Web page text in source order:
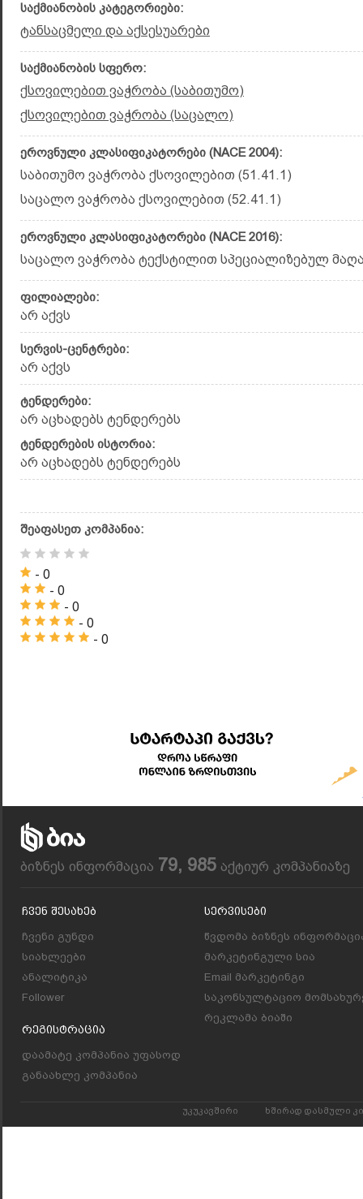
საქმიანობის კატეგორიები:
ტანსაცმელი და აქსესუარები
საქმიანობის სფერო:
ქსოვილებით ვაჭრობა (საბითუმო)
ქსოვილებით ვაჭრობა (საცალო)
ეროვნული კლასიფიკატორები (NACE 2004):
საბითუმო ვაჭრობა ქსოვილებით (51.41.1)
საცალო ვაჭრობა ქსოვილებით (52.41.1)
ეროვნული კლასიფიკატორები (NACE 2016):
საცალო ვაჭრობა ტექსტილით სპეციალი­ზე­ბულ
ფილიალები:
არ აქვს
სერვის-ცენტრები:
არ აქვს
ტენდერები:
არ აცხადებს ტენდერებს
ტენდერების ისტორია:
არ აცხადებს ტენდერებს
შეაფასეთ კომპანია:
- 0
- 0
- 0
- 0
- 0
ბიზნეს ინფორმაცია 79, 985 აქტიურ კომპანიაზე
Ჩვენ Შესახებ
ჩვენი გუნდი
სიახლეები
ანალიტიკა
Follower
Რეგისტრაცია
დაამატე კომპანია უფასოდ
განაახლე კომპანია
Სერვისები
წვდომა ბიზნეს
მარკეტინგული სია
Email მარკეტინგი
საკონსულტაციო
რეკლამა ბიაში
უკუკავშირი ხშირად დასმული